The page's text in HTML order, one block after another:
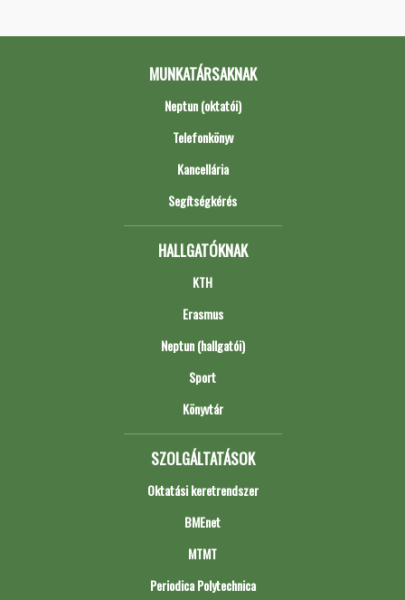
MUNKATÁRSAKNAK
Neptun (oktatói)
Telefonkönyv
Kancellária
Segítségkérés
HALLGATÓKNAK
KTH
Erasmus
Neptun (hallgatói)
Sport
Könyvtár
SZOLGÁLTATÁSOK
Oktatási keretrendszer
BMEnet
MTMT
Periodica Polytechnica